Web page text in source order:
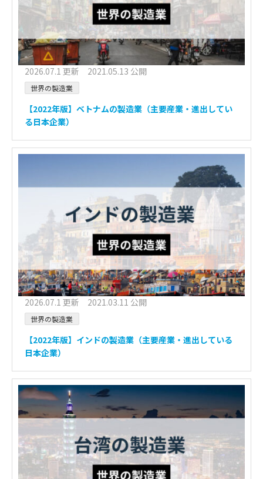
2026.07.1 更新 2021.05.13 公開
世界の製造業
【2022年版】ベトナムの製造業（主要産業・進出してい
る日本企業）
2026.07.1 更新 2021.03.11 公開
世界の製造業
【2022年版】インドの製造業（主要産業・進出している
日本企業）